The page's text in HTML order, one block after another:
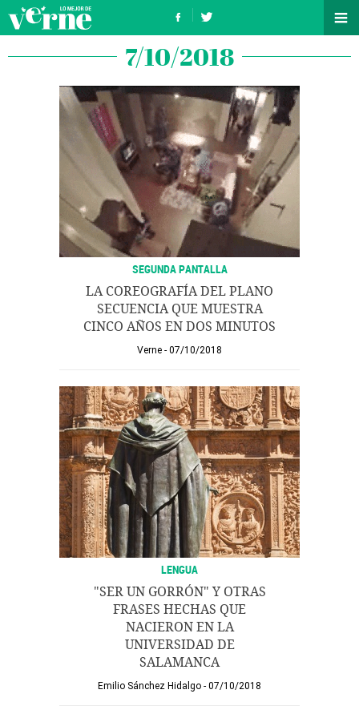
7/10/2018
SEGUNDA PANTALLA
LA COREOGRAFÍA DEL PLANO
SECUENCIA QUE MUESTRA
CINCO AÑOS EN DOS MINUTOS
Verne 07/10/2018
LENGUA
"SER UN GORRÓN" Y OTRAS
FRASES HECHAS QUE
NACIERON EN LA
UNIVERSIDAD DE
SALAMANCA
Emilio Sánchez Hidalgo 07/10/2018